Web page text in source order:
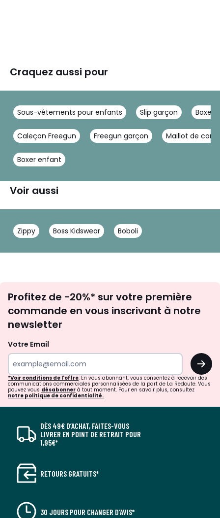
Craquez aussi pour
Sous-vêtements pour enfants Slip garçon Boxer
Caleçon Freegun Freegun garçon Maillot de
Boxer enfant
Voir aussi
Zippy Boss Kidswear Boboli
newsletter
Profitez de -20%* sur votre première
commande en vous inscrivant à notre
newsletter
Votre Email
OK
*Voir conditions de l'offre. En vous abonnant, vous consentez à recevoir des
communications commerciales personnalisées de la part de La Redoute. Vous
pouvez vous désabonner à tout moment. Pour en savoir plus, consultez
notre politique de confidentialité.
DÈS 49€ D’ACHAT, FAITES-VOUS
LIVRER EN POINT DE RETRAIT POUR
1,95€*
RETOURS GRATUITS*
30 JOURS POUR CHANGER D'AVIS*